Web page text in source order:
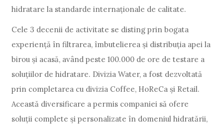
hidratare la standarde internaționale de calitate.
Cele 3 decenii de activitate se disting prin bogata
experiență în filtrarea, îmbutelierea și distribuția apei la
birou și acasă, având peste 100.000 de ore de testare a
soluțiilor de hidratare. Divizia Water, a fost dezvoltată
prin completarea cu divizia Coffee, HoReCa și Retail.
Această diversificare a permis companiei să ofere
soluții complete și personalizate în domeniul hidratării,